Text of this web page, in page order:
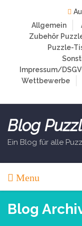
Allgemein
Zubehör
Puzzle-
Impressum/
Wettbewerbe
Blog
Ein Blog für alle
Menu
Blog